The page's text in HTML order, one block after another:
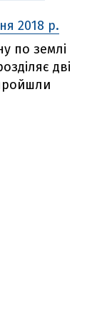
2018 р.
по землі
дві